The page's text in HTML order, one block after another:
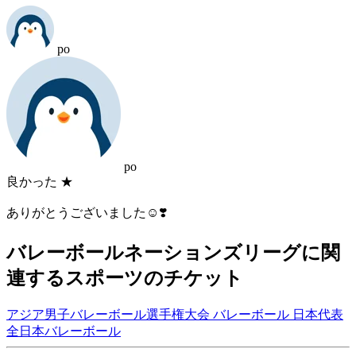
po
po
良かった ★
ありがとうございました☺️❣️
バレーボールネーションズリーグに関
連するスポーツのチケット
アジア男子バレーボール選手権大会 バレーボール 日本代表
全日本バレーボール